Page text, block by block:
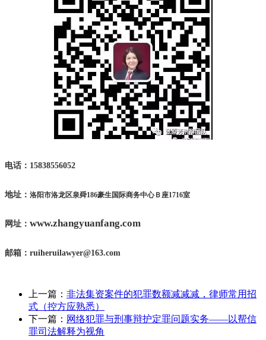
电话：15838556052
地址： 洛阳市洛龙区泉舜186豪生国际商务中心Ｂ座1716室
网址： www.zhangyuanfang.com
邮箱： ruiheruilawyer@163.com
上一篇： 非法集资案件的犯罪数额减减减，律师常用招
式（控方应熟悉）
下一篇： 网络犯罪与刑事辩护定罪问题实务——以帮信
罪司法解释为视角